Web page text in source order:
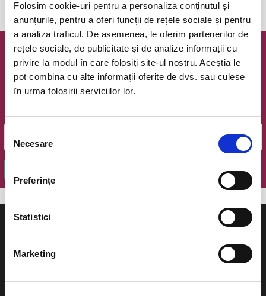
Folosim cookie-uri pentru a personaliza conținutul și
anunțurile, pentru a oferi funcții de rețele sociale și pentru
a analiza traficul. De asemenea, le oferim partenerilor de
rețele sociale, de publicitate și de analize informații cu
privire la modul în care folosiți site-ul nostru. Aceștia le
pot combina cu alte informații oferite de dvs. sau culese
în urma folosirii serviciilor lor.
consimțământului
Necesare
Preferinţe
Statistici
Marketing
Newsletter @ Bilete.ro
Oferte exclusive si o editie saptamanala cu cele mai noi
evenimente.